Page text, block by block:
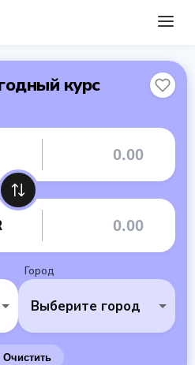
курс
Город
Выберите город
Очистить